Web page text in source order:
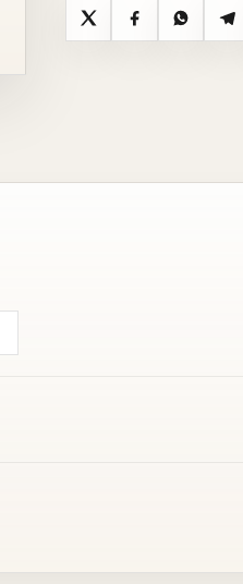
X FacebookWhatsApp